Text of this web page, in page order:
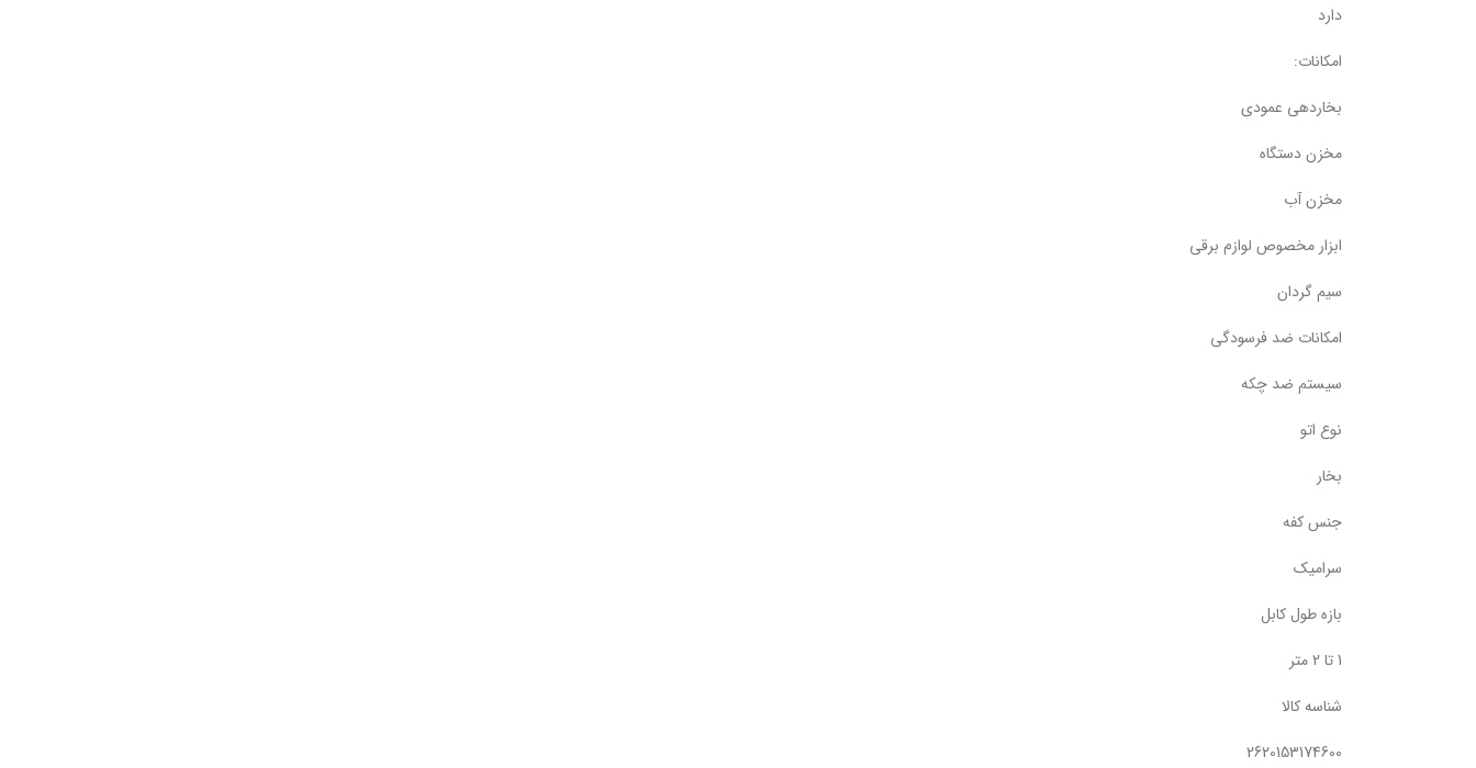
دارد
امکانات:
بخاردهی عمودی
مخزن دستگاه
مخزن آب
ابزار مخصوص لوازم برقی
سیم گردان
امکانات ضد فرسودگی
سیستم ضد چکه
نوع اتو
بخار
جنس کفه
سرامیک
بازه طول کابل
1 تا 2 متر
شناسه کالا
2620153174600